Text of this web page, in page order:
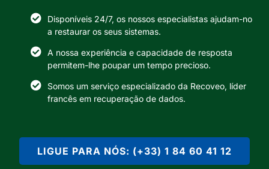
Disponíveis 24/7, os nossos especialistas ajudam-no
a restaurar os seus sistemas.
A nossa experiência e capacidade de resposta
permitem-lhe poupar um tempo precioso.
Somos um serviço especializado da Recoveo, líder
francês em recuperação de dados.
LIGUE PARA NÓS: (+33) 1 84 60 41 12